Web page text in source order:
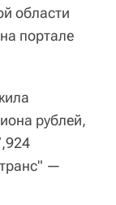
области
портале
рублей,
—